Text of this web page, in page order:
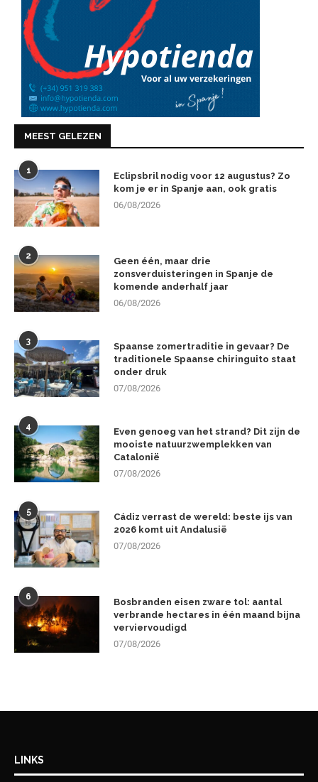
MEEST GELEZEN
1
Eclipsbril nodig voor 12 augustus? Zo
kom je er in Spanje aan, ook gratis
06/08/2026
2
Geen één, maar drie
zonsverduisteringen in Spanje de
komende anderhalf jaar
06/08/2026
3
Spaanse zomertraditie in gevaar? De
traditionele Spaanse chiringuito staat
onder druk
07/08/2026
4
Even genoeg van het strand? Dit zijn de
mooiste natuurzwemplekken van
Catalonië
07/08/2026
5
Cádiz verrast de wereld: beste ijs van
2026 komt uit Andalusië
07/08/2026
6
Bosbranden eisen zware tol: aantal
verbrande hectares in één maand bijna
verviervoudigd
07/08/2026
LINKS